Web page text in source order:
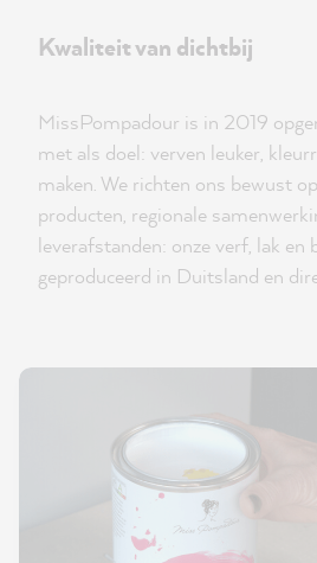
Kwaliteit van dichtbij
MissPompadour is in 2019
met als doel: verven leuker,
maken. We richten ons bewust
producten, regionale
leverafstanden: onze verf, lak en
geproduceerd in Duitsland en